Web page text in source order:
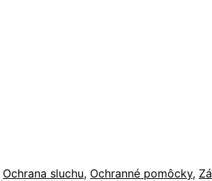
Ochrana sluchu, Ochranné pomôcky,